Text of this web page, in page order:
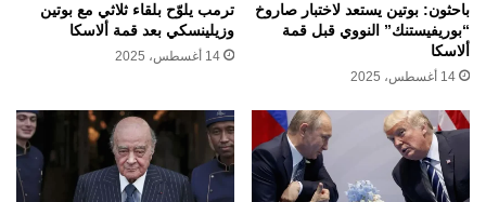
باحثون: بوتين يستعد لاختبار صاروخ
“بوريفيستنك” النووي قبل قمة
ألاسكا
14 أغسطس، 2025
ترمب يلوّح بلقاء ثلاثي مع بوتين
وزيلينسكي بعد قمة ألاسكا
14 أغسطس، 2025